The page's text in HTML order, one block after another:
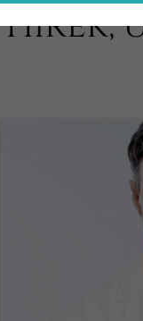
Hírek,